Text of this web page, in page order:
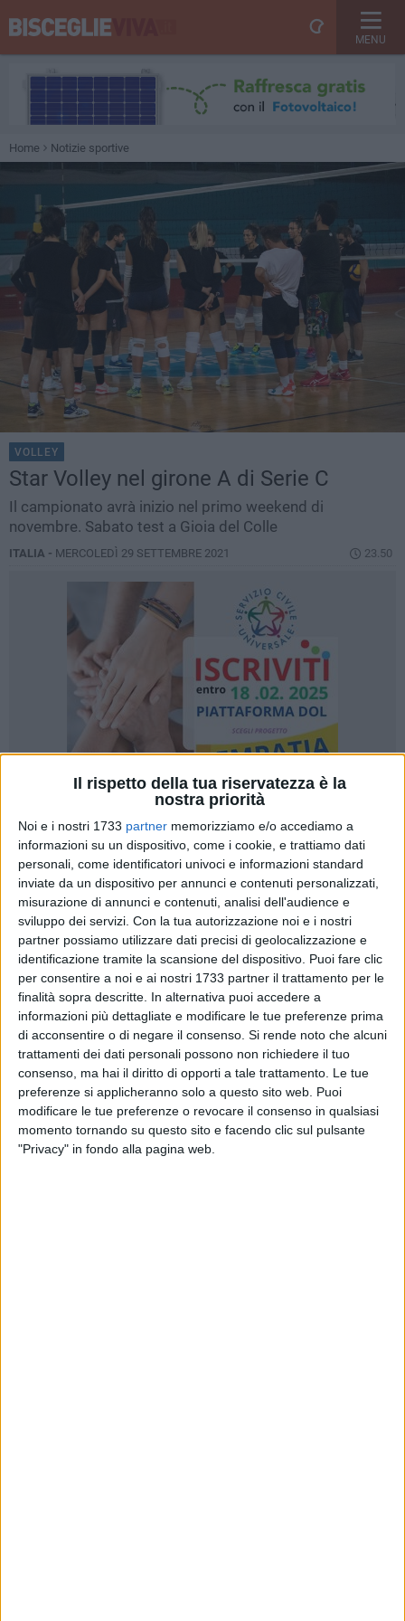
Il rispetto della tua riservatezza è la
nostra priorità
Noi e i nostri 1733 partner memorizziamo e/o accediamo a
informazioni su un dispositivo, come i cookie, e trattiamo dati
personali, come identificatori univoci e informazioni standard
inviate da un dispositivo per annunci e contenuti personalizzati,
misurazione di annunci e contenuti, analisi dell'audience e
sviluppo dei servizi. Con la tua autorizzazione noi e i nostri
partner possiamo utilizzare dati precisi di geolocalizzazione e
identificazione tramite la scansione del dispositivo. Puoi fare clic
per consentire a noi e ai nostri 1733 partner il trattamento per le
finalità sopra descritte. In alternativa puoi accedere a
informazioni più dettagliate e modificare le tue preferenze prima
di acconsentire o di negare il consenso. Si rende noto che alcuni
trattamenti dei dati personali possono non richiedere il tuo
consenso, ma hai il diritto di opporti a tale trattamento. Le tue
preferenze si applicheranno solo a questo sito web. Puoi
modificare le tue preferenze o revocare il consenso in qualsiasi
momento tornando su questo sito e facendo clic sul pulsante
"Privacy" in fondo alla pagina web.
MENU
Home Notizie sportive
VOLLEY
Star Volley nel girone A di Serie C
Il campionato avrà inizio nel primo weekend di
novembre. Sabato test a Gioia del Colle
ITALIA - MERCOLEDÌ 29 SETTEMBRE 2021 23.50
7
A cura di
VITO TROILO
Fipav Puglia ha reso nota la ripartizione in gironi delle 26
compagini che prenderanno parte al campionato nazionale
di primo livello di Serie C. La Star Volley Bisceglieè stata
inserita nel raggruppamento A, che sarà formato in totale da
9 squadre. Il team guidato da coachMaggialettiaffronterà
perciò Adria Bari, Pallavolo Cerignola, Pm Volley Potenza,
Amatori Bari, Asem Bari, Dinamo Molfetta, Pianeta Sport
Bitetto e Polis Corato. Il gruppo B sarà composto da 8
compagini, il girone C da 9.
Fissata anche la data di inizio del torneo: